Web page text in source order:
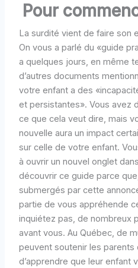
Pour
La surdité vient de faire son
On vous a parlé du «guide
a quelques jours, en même
d’autres documents
votre enfant a des
et persistantes». Vous avez
ce que cela veut dire, mais
nouvelle aura un impact
sur celle de votre enfant.
à ouvrir un nouvel onglet
découvrir ce guide parce
submergés par cette
partie de vous appréhende
inquiétez pas, de nombreux
avant vous. Au Québec, de
peuvent soutenir les
d’apprendre que leur enfant